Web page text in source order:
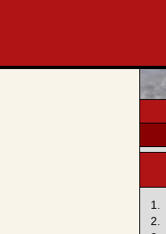
1.
2.